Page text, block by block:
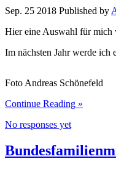
Sep. 25 2018 Published by
Hier eine Auswahl für mich
Im nächsten Jahr werde ich
Foto Andreas Schönefeld
Continue Reading »
No responses yet